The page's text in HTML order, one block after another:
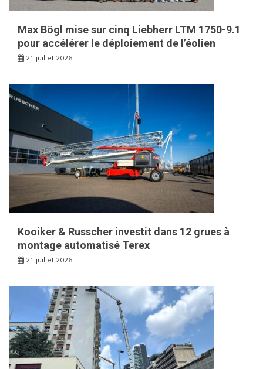
Max Bögl mise sur cinq Liebherr LTM 1750-9.1
pour accélérer le déploiement de l’éolien
21 juillet 2026
Kooiker & Russcher investit dans 12 grues à
montage automatisé Terex
21 juillet 2026